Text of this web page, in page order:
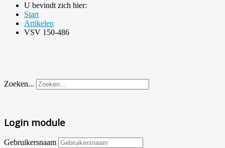
U bevindt zich hier:
Start
Artikelen
VSV 150-486
Zoeken...
Login module
Gebruikersnaam